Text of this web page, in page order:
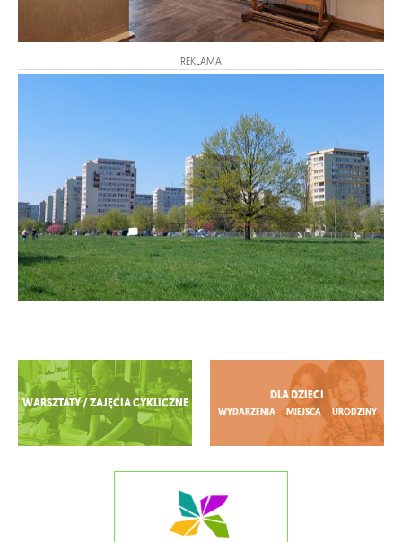
REKLAMA
Zobacz więcej
WARSZTATY / ZAJĘCIA CYKLICZNE
DLA DZIECI
WYDARZENIA MIEJSCA URODZINY